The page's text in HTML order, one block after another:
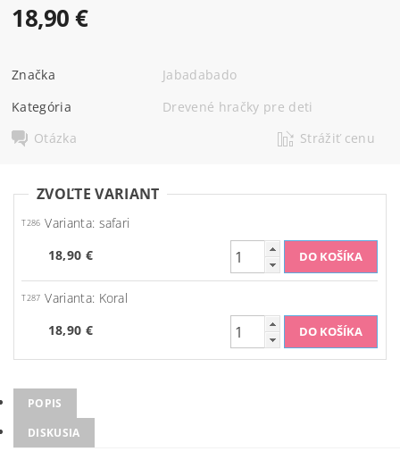
18,90 €
Značka
Jabadabado
Kategória
Drevené hračky pre deti
Otázka
Strážiť cenu
ZVOĽTE VARIANT
T286 Varianta: safari
18,90 €
T287 Varianta: Koral
18,90 €
POPIS
DISKUSIA